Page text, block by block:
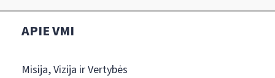
APIE VMI
Misija, Vizija ir Vertybės